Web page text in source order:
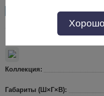
54504
Стол консольный
Коллекция:
Габариты (Ш×Г×В):